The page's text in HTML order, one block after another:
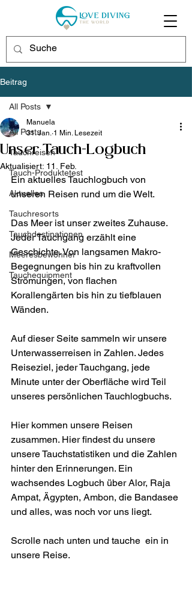
Beitrag
All Posts
Tauchreisen
Tauch-Produktetest
Aktuelles
Tauchresorts
Tauchdestinationen
Meeresbewohner
Tauchequipment
All Posts
Unser Tauch-Logbuch
Manuela
31. Jan. 1 Min. Lesezeit
Aktualisiert: 11. Feb.
Ein aktuelles Tauchlogbuch von
unseren Reisen rund um die Welt.
Das Meer ist unser zweites Zuhause.
Jeder Tauchgang erzählt eine
Geschichte. Von langsamen Makro-
Begegnungen bis hin zu kraftvollen
Strömungen, von flachen
Korallengärten bis hin zu tiefblauen
Wänden.
Auf dieser Seite sammeln wir unsere
Unterwasserreisen in Zahlen. Jedes
Reiseziel, jeder Tauchgang, jede
Minute unter der Oberfläche wird Teil
unseres persönlichen Tauchlogbuchs.
Hier kommen unsere Reisen
zusammen. Hier findest du unsere
unsere Tauchstatistiken und die Zahlen
hinter den Erinnerungen. Ein
wachsendes Logbuch über Alor, Raja
Ampat, Ägypten, Ambon, die Bandasee
und alles, was noch vor uns liegt.
Scrolle nach unten und tauche  ein in
unsere Reise.